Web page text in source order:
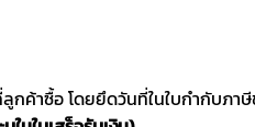
ค้าซื้อ โดยยึดวันที่ในใบกำกับภาษี